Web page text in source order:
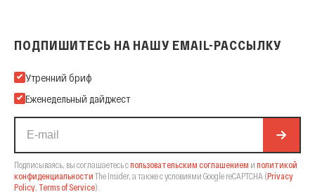
ПОДПИШИТЕСЬ НА НАШУ EMAIL-РАССЫЛКУ
Подпишитесь на нашу Email-рассылку
Утренний бриф
Еженедельный дайджест
Подписываясь, вы соглашаетесь спользовательским соглашением и политикой
конфиденциальности The Insider, а также с условиями Google reCAPTCHA (Privacy
Policy Terms of Service).